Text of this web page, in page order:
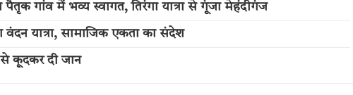
गांव में भव्य स्वागत, तिरंगा यात्रा से गूंजा मेहंदीगंज
यात्रा, सामाजिक एकता का संदेश
कूदकर दी जान